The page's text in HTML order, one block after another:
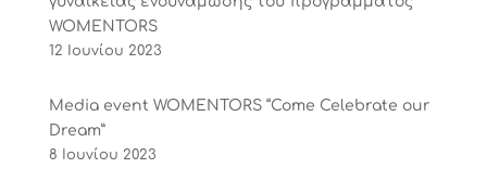
WOMENTORS
12 Ιουνίου 2023
Media event WOMENTORS “Come Celebrate our
Dream”
8 Ιουνίου 2023